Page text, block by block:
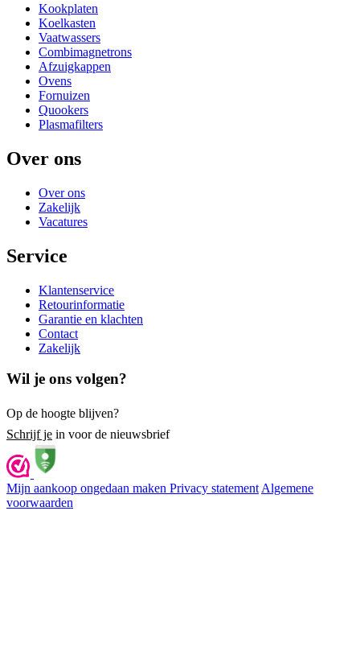
Kookplaten
Koelkasten
Vaatwassers
Combimagnetrons
Afzuigkappen
Ovens
Fornuizen
Quookers
Plasmafilters
Over ons
Over ons
Zakelijk
Vacatures
Service
Klantenservice
Retourinformatie
Garantie en klachten
Contact
Zakelijk
Wil je ons volgen?
Op de hoogte blijven?
Schrijf je in voor de nieuwsbrief
Mijn aankoop ongedaan maken Privacy statement Algemene
voorwaarden